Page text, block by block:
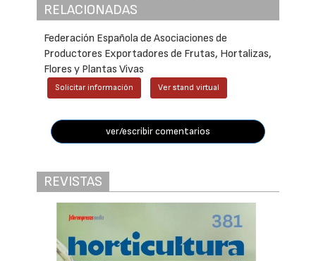
RELACIONADAS
Federación Española de Asociaciones de
Productores Exportadores de Frutas, Hortalizas,
Flores y Plantas Vivas
Solicitar información Ver stand virtual
ver/escribir comentarios
REVISTAS